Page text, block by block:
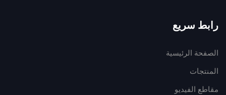
رابط سريع
الصفحة الرئيسية
المنتجات
مقاطع الفيديو